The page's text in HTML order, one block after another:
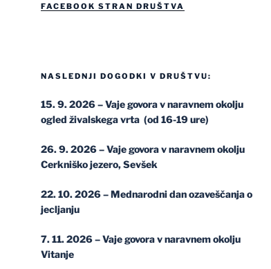
FACEBOOK STRAN DRUŠTVA
NASLEDNJI DOGODKI V DRUŠTVU:
15. 9. 2026 – Vaje govora v naravnem okolju
ogled živalskega vrta (od 16-19 ure)
26. 9. 2026 – Vaje govora v naravnem okolju
Cerkniško jezero, Sevšek
22. 10. 2026 – Mednarodni dan ozaveščanja o
jecljanju
7. 11. 2026 – Vaje govora v naravnem okolju
Vitanje